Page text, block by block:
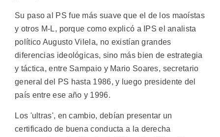
Su paso al PS fue más suave que el de los maoístas
y otros M-L, porque como explicó a IPS el analista
político Augusto Vilela, no existían grandes
diferencias ideológicas, sino más bien de estrategia
y táctica, entre Sampaio y Mario Soares, secretario
general del PS hasta 1986, y luego presidente del
país entre ese año y 1996.
Los 'ultras', en cambio, debían presentar un
certificado de buena conducta a la derecha